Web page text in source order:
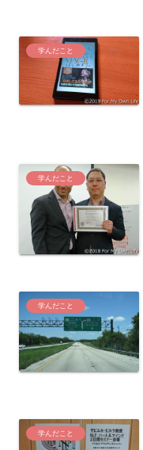
学んだこと
学んだこと
学んだこと
学んだこと